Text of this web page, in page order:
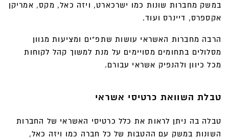
במשק מחברות שונות כמו ישרכארט, ויזה כאל, מקס, אמריקן
אקספרס, דיינרס ועוד.
הרבה מחברות האשראי עושות שתפ"ים ומציעות מגוון
מסלולים בתחומים מסויימים על מנת למשוך קהל לקוחות
מכל כיוון ולהנפיק אשראי עבורם.
טבלת השוואת כרטיסי אשראי
טבלה בה ניתן לראות את כלל כרטיסי האשראי של החברות
השונות במשק עם ההטבות של כל חברה כמו ויזה כאל,